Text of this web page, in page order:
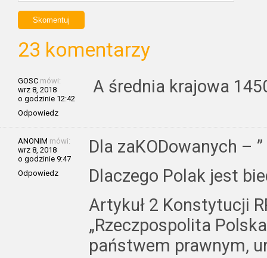
23 komentarzy
GOSC mówi:
wrz 8, 2018
o godzinie 12:42
Odpowiedz
A średnia krajowa
ANONIM mówi:
wrz 8, 2018
o godzinie 9:47
Odpowiedz
Dla zaKODowanych –
Dlaczego Polak jest
Artykuł 2 Konstytucji
„Rzeczpospolita
państwem prawnym,